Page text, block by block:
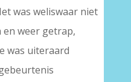
was weliswaar niet
en weer getrap,
was uiteraard